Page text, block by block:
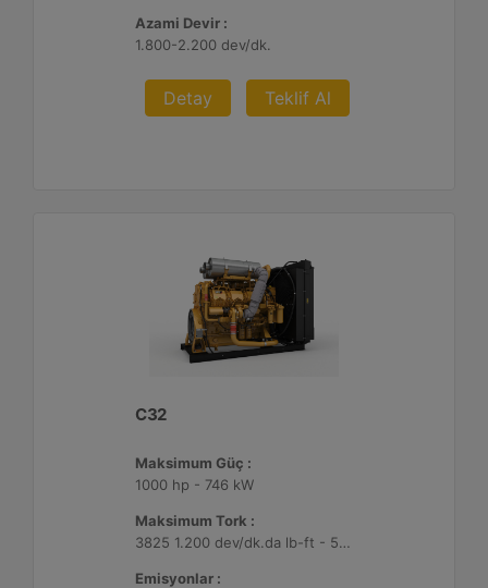
Azami Devir :
1.800-2.200 dev/dk.
Detay Teklif Al
C32
Maksimum Güç :
1000 hp - 746 kW
Maksimum Tork :
3825 1.200 dev/dk.da lb-ft - 5186 1.200 dev/dk.da Nm
Emisyonlar :